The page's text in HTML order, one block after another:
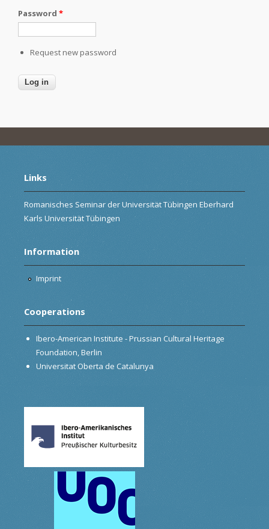
Password *
Request new password
Links
Romanisches Seminar der Universität Tübingen Eberhard
Karls Universität Tübingen
Information
Imprint
Cooperations
Ibero-American Institute - Prussian Cultural Heritage
Foundation, Berlin
Universitat Oberta de Catalunya